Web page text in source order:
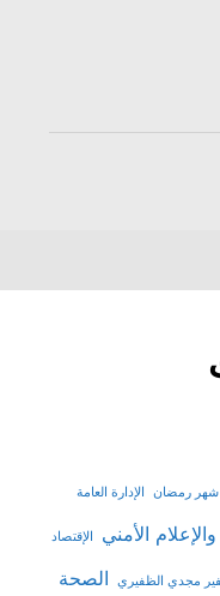
شهر رمضان الإدارة العامة
الأمني الإقتصاد
مجدي الظفيري الصحة